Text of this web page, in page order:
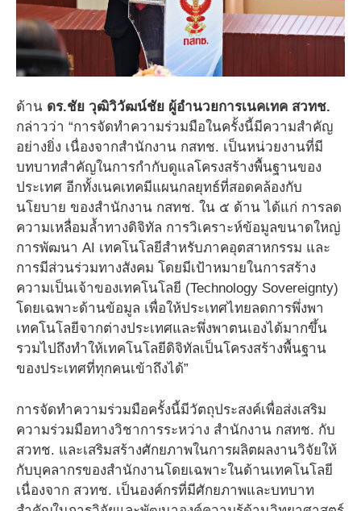
ด้าน ดร.ชัย วุฒิวิวัฒน์ชัย ผู้อำนวยการเนคเทค สวทช.
กล่าวว่า “การจัดทำความร่วมมือในครั้งนี้มีความสำคัญ
อย่างยิ่ง เนื่องจากสำนักงาน กสทช. เป็นหน่วยงานที่มี
บทบาทสำคัญในการกำกับดูแลโครงสร้างพื้นฐานของ
ประเทศ อีกทั้งเนคเทคมีแผนกลยุทธ์ที่สอดคล้องกับ
นโยบาย ของสำนักงาน กสทช. ใน ๕ ด้าน ได้แก่ การลด
ความเหลื่อมล้ำทางดิจิทัล การวิเคราะห์ข้อมูลขนาดใหญ่
การพัฒนา AI เทคโนโลยีสำหรับภาคอุตสาหกรรม และ
การมีส่วนร่วมทางสังคม โดยมีเป้าหมายในการสร้าง
ความเป็นเจ้าของเทคโนโลยี (Technology Sovereignty)
โดยเฉพาะด้านข้อมูล เพื่อให้ประเทศไทยลดการพึ่งพา
เทคโนโลยีจากต่างประเทศและพึ่งพาตนเองได้มากขึ้น
รวมไปถึงทำให้เทคโนโลยีดิจิทัลเป็นโครงสร้างพื้นฐาน
ของประเทศที่ทุกคนเข้าถึงได้”
การจัดทำความร่วมมือครั้งนี้มีวัตถุประสงค์เพื่อส่งเสริม
ความร่วมมือทางวิชาการระหว่าง สำนักงาน กสทช. กับ
สวทช. และเสริมสร้างศักยภาพในการผลิตผลงานวิจัยให้
กับบุคลากรของสำนักงานโดยเฉพาะในด้านเทคโนโลยี
เนื่องจาก สวทช. เป็นองค์กรที่มีศักยภาพและบทบาท